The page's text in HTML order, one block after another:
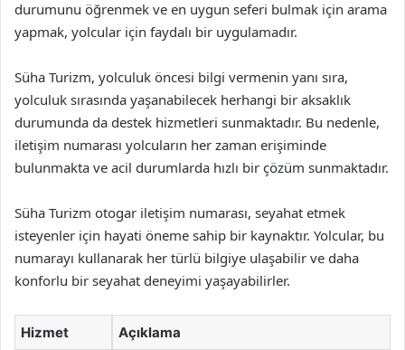
durumunu öğrenmek ve en uygun seferi bulmak için arama
yapmak, yolcular için faydalı bir uygulamadır.
Süha Turizm, yolculuk öncesi bilgi vermenin yanı sıra,
yolculuk sırasında yaşanabilecek herhangi bir aksaklık
durumunda da destek hizmetleri sunmaktadır. Bu nedenle,
iletişim numarası yolcuların her zaman erişiminde
bulunmakta ve acil durumlarda hızlı bir çözüm sunmaktadır.
Süha Turizm otogar iletişim numarası, seyahat etmek
isteyenler için hayati öneme sahip bir kaynaktır. Yolcular, bu
numarayı kullanarak her türlü bilgiye ulaşabilir ve daha
konforlu bir seyahat deneyimi yaşayabilirler.
Hizmet Açıklama